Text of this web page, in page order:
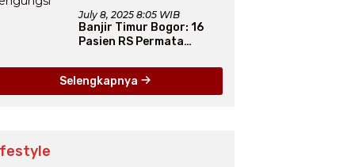
July 8, 2025 8:05 WIB
Banjir Timur Bogor: 16
Pasien RS Permata
Mengungsi
Selengkapnya